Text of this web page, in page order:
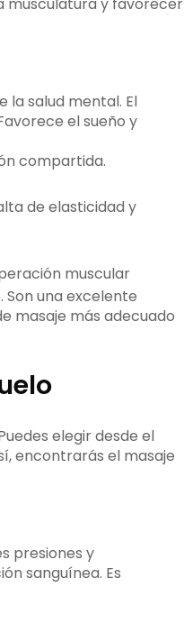
musculatura y favorecer
la salud mental. El
el sueño y
compartida.
de elasticidad y
muscular
Son una excelente
masaje más adecuado
elegir desde el
encontrarás el masaje
presiones y
sanguínea. Es